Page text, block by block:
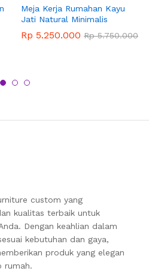
Meja Kerja Rumahan Kayu
Jati Natural Minimalis
Rp 5.250.000 Rp5.750.000
custom yang
kualitas terbaik untuk
Dengan keahlian dalam
kebutuhan dan gaya,
produk yang elegan
rumah.